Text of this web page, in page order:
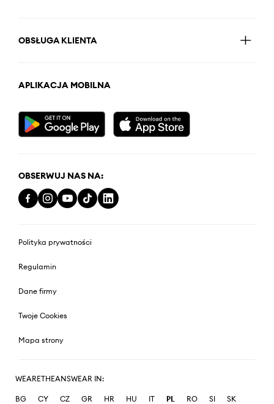
OBSŁUGA KLIENTA
APLIKACJA MOBILNA
OBSERWUJ NAS NA:
Polityka prywatności
Regulamin
Dane firmy
Twoje Cookies
Mapa strony
WEARETHEANSWEAR IN:
BG CY CZ GR HR HU IT PL RO SI SK